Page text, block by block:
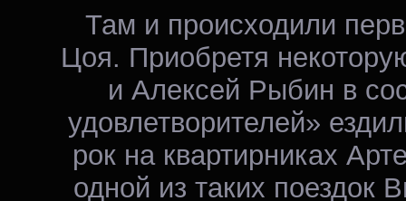
Там и происходили
Цоя. Приобретя
и Алексей Рыбин в
удовлетворителей»
рок на квартирниках
одной из таких поездок